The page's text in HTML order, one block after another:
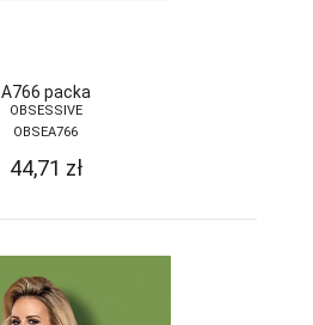
A766 packa
OBSESSIVE
OBSEA766
44,71 zł